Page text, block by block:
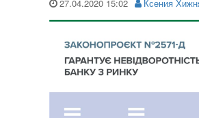
27.04.2020 Ксения